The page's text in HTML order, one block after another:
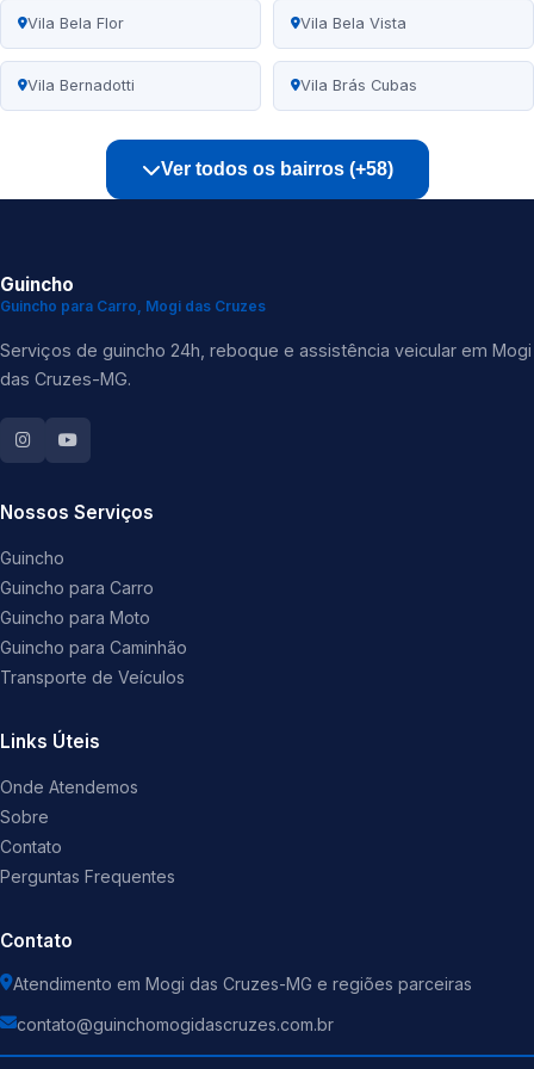
Vila Bela Flor Vila Bela Vista
Vila Bernadotti Vila Brás Cubas
Ver todos os bairros (+58)
Guincho
Guincho para Carro, Mogi das Cruzes
Serviços de guincho 24h, reboque e assistência veicular em Mogi
das Cruzes-MG.
Nossos Serviços
Guincho
Guincho para Carro
Guincho para Moto
Guincho para Caminhão
Transporte de Veículos
Links Úteis
Onde Atendemos
Sobre
Contato
Perguntas Frequentes
Contato
Atendimento em Mogi das Cruzes-MG e regiões parceiras
contato@guinchomogidascruzes.com.br